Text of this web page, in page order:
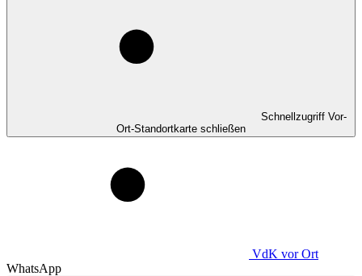
Schnellzugriff Vor-
Ort-Standortkarte schließen
VdK vor Ort
WhatsApp